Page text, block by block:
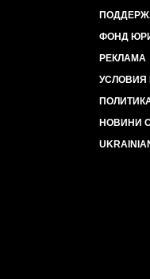
ФОНД
РЕКЛАМА
УСЛОВИЯ
НОВИНИ